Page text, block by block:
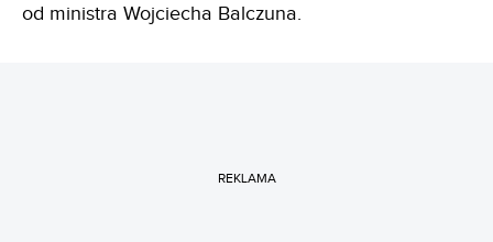
od ministra Wojciecha Balczuna.
REKLAMA